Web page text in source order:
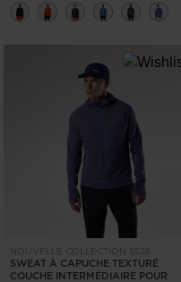
NOUVELLE COLLECTION SS26
SWEAT À CAPUCHE TEXTURÉ
COUCHE INTERMÉDIAIRE POUR